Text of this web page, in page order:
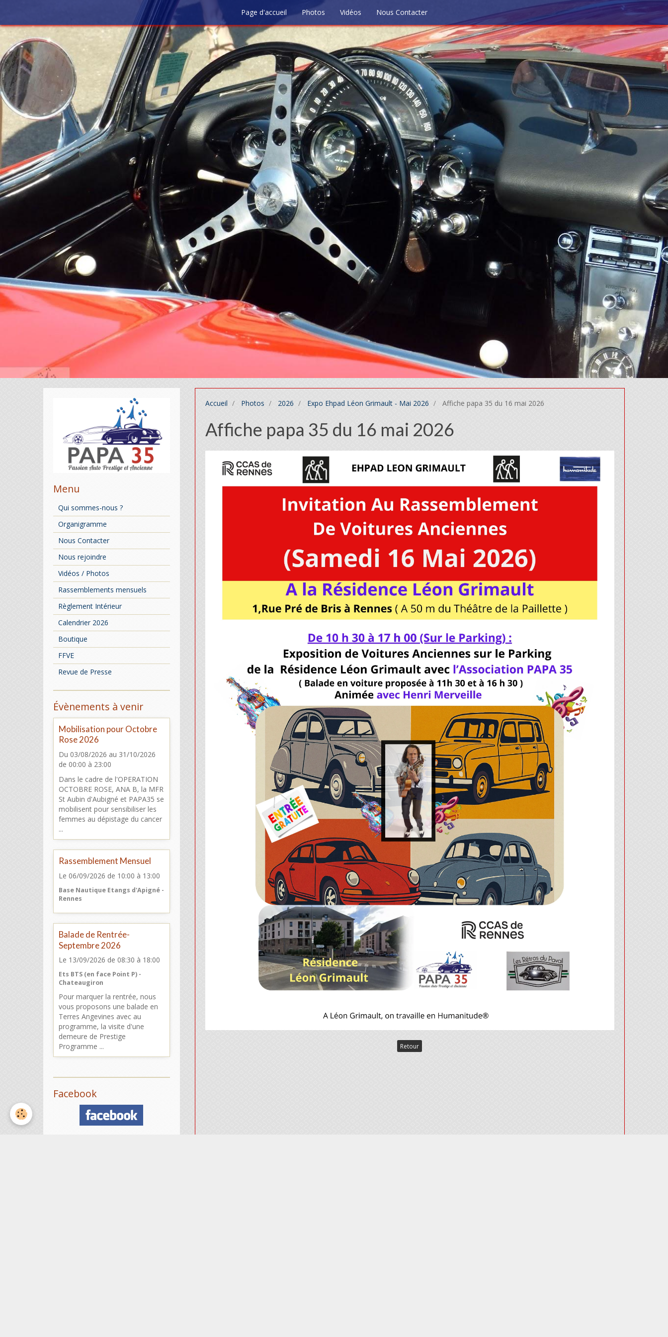
Page d'accueil Photos Vidéos Nous Contacter
Accueil Photos 2026 Expo Ehpad Léon Grimault - Mai 2026 Affiche papa 35 du 16 mai 2026
Affiche papa 35 du 16 mai 2026
Retour
Menu
Qui sommes-nous ?
Organigramme
Nous Contacter
Nous rejoindre
Vidéos / Photos
Rassemblements mensuels
Règlement Intérieur
Calendrier 2026
Boutique
FFVE
Revue de Presse
Évènements à venir
Mobilisation pour Octobre
Rose 2026
Du 03/08/2026 au 31/10/2026
de 00:00 à 23:00
Dans le cadre de l'OPERATION
OCTOBRE ROSE, ANA B, la MFR
St Aubin d'Aubigné et PAPA35 se
mobilisent pour sensibiliser les
femmes au dépistage du cancer
...
Rassemblement Mensuel
Le 06/09/2026 de 10:00 à 13:00
Base Nautique Etangs d'Apigné -
Rennes
Balade de Rentrée-
Septembre 2026
Le 13/09/2026 de 08:30 à 18:00
Ets BTS (en face Point P) -
Chateaugiron
Pour marquer la rentrée, nous
vous proposons une balade en
Terres Angevines avec au
programme, la visite d'une
demeure de Prestige
Programme ...
Facebook